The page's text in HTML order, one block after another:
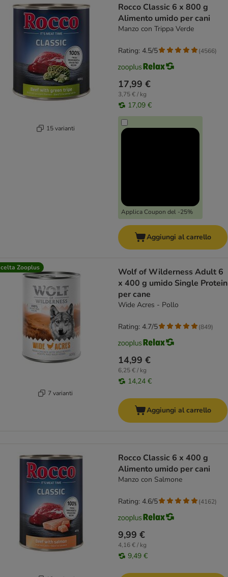
15 varianti
Rocco Classic 6 x 800 g
Alimento umido per cani
Manzo con Trippa Verde
17,99 €
3,75 € / kg
17,09 €
Applica Coupon del -25%
Rating: 4.5/5 (4566)
Aggiungi al carrello
Zooplus
7 varianti
Wolf of Wilderness Adult 6
x 400 g umido Single Protein
per cane
Wide Acres - Pollo
14,99 €
6,25 € / kg
14,24 €
Rating: 4.7/5 (849)
Aggiungi al carrello
Rocco Classic 6 x 400 g
Alimento umido per cani
Manzo con Salmone
9,99 €
4,16 € / kg
9,49 €
Rating: 4.6/5 (4162)